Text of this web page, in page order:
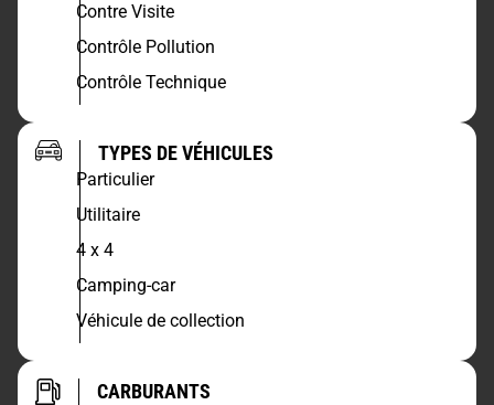
Contre Visite
Contrôle Pollution
Contrôle Technique
TYPES DE VÉHICULES
Particulier
Utilitaire
4 x 4
Camping-car
Véhicule de collection
CARBURANTS